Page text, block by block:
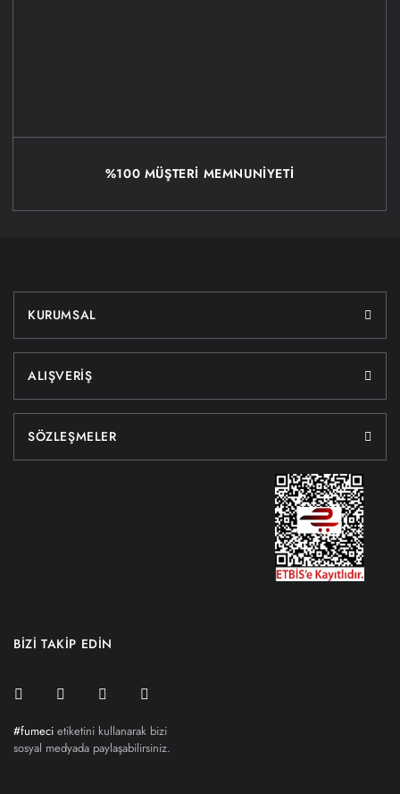
%100 MÜŞTERİ MEMNUNİYETİ
KURUMSAL
ALIŞVERİŞ
SÖZLEŞMELER
BİZİ TAKİP EDİN
#fumeci etiketini kullanarak bizi
sosyal medyada paylaşabilirsiniz.